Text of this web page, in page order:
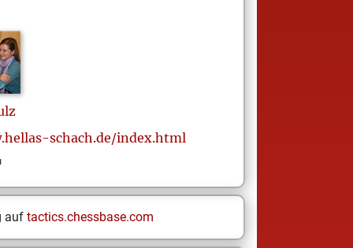
schach.de/index.html
auf tactics.chessbase.com